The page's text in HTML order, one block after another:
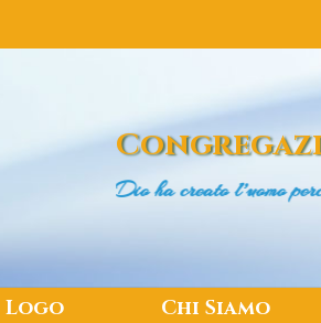
Dio ha creato l’uomoperché fosse
Logo Chi Siamo